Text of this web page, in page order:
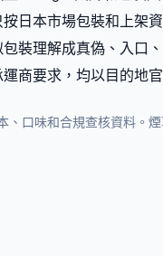
日本市場包裝和上架
裝理解成真偽、入口
商要求，均以目的地
、口味和合規查核資料。